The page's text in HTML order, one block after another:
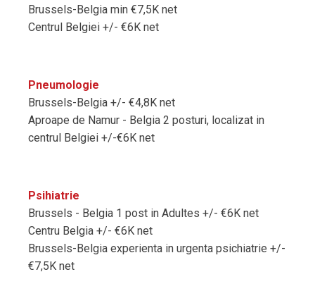
Brussels-Belgia min €7,5K net
Centrul Belgiei +/- €6K net
Pneumologie
Brussels-Belgia +/- €4,8K net
Aproape de Namur - Belgia 2 posturi, localizat in
centrul Belgiei +/-€6K net
Psihiatrie
Brussels - Belgia 1 post in Adultes +/- €6K net
Centru Belgia +/- €6K net
Brussels-Belgia experienta in urgenta psichiatrie +/-
€7,5K net